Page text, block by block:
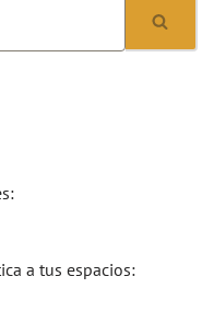
a tus espacios: